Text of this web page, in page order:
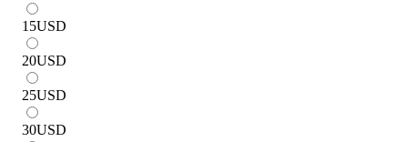
15USD
20USD
25USD
30USD